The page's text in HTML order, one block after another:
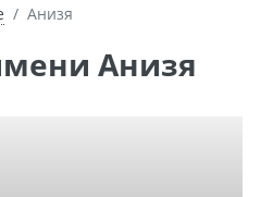
Анизя
Анизя